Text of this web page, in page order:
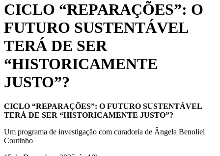
CICLO “REPARAÇÕES”: O
FUTURO SUSTENTÁVEL
TERÁ DE SER
“HISTORICAMENTE
JUSTO”?
CICLO “REPARAÇÕES”: O FUTURO SUSTENTÁVEL
TERÁ DE SER “HISTORICAMENTE JUSTO”?
Um programa de investigação com curadoria de Ângela Benoliel
Coutinho